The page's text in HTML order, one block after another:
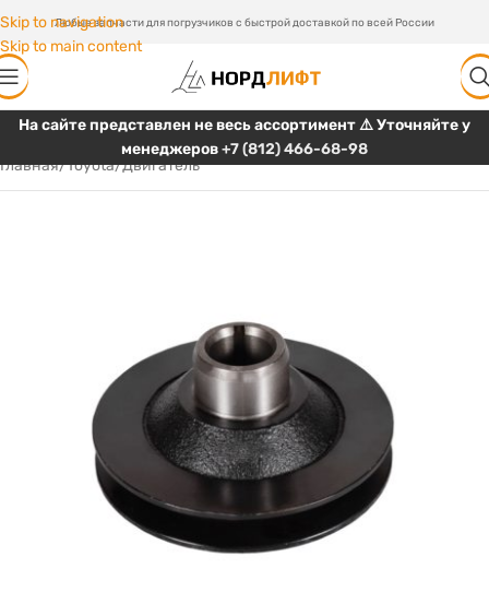
Skip to navigation
Skip to main content
Любые запчасти для погрузчиков с быстрой доставкой по всей России
На сайте представлен не весь ассортимент ⚠️ Уточняйте у
менеджеров+7 (812) 466-68-98
Главная/Toyota/Двигатель